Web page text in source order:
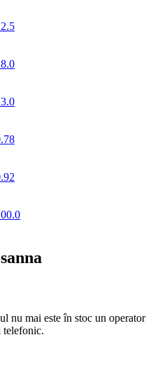
nu mai este în stoc un operator
telefonic.